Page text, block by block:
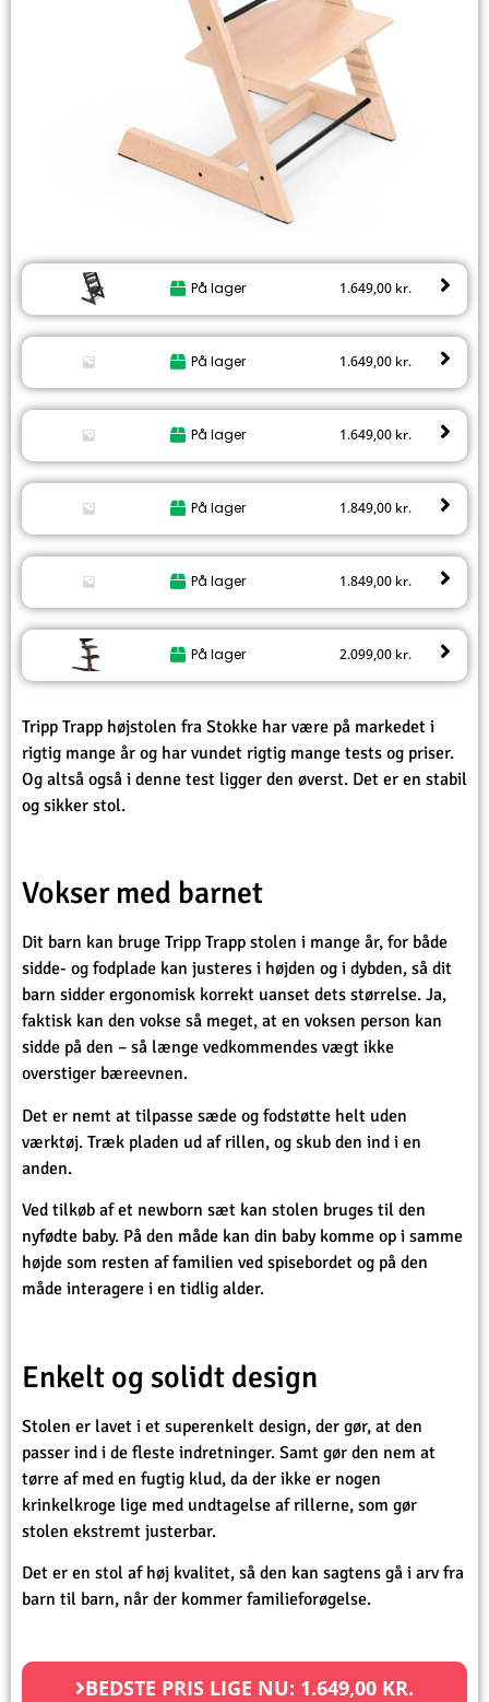
På lager 1.649,00 kr.
På lager 1.649,00 kr.
På lager 1.649,00 kr.
På lager 1.849,00 kr.
På lager 1.849,00 kr.
På lager 2.099,00 kr.
Tripp Trapp højstolen fra Stokke har være på markedet i
rigtig mange år og har vundet rigtig mange tests og priser.
Og altså også i denne test ligger den øverst. Det er en stabil
og sikker stol.
Vokser med barnet
Dit barn kan bruge Tripp Trapp stolen i mange år, for både
sidde- og fodplade kan justeres i højden og i dybden, så dit
barn sidder ergonomisk korrekt uanset dets størrelse. Ja,
faktisk kan den vokse så meget, at en voksen person kan
sidde på den – så længe vedkommendes vægt ikke
overstiger bæreevnen.
Det er nemt at tilpasse sæde og fodstøtte helt uden
værktøj. Træk pladen ud af rillen, og skub den ind i en
anden.
Ved tilkøb af et newborn sæt kan stolen bruges til den
nyfødte baby. På den måde kan din baby komme op i samme
højde som resten af familien ved spisebordet og på den
måde interagere i en tidlig alder.
Enkelt og solidt design
Stolen er lavet i et superenkelt design, der gør, at den
passer ind i de fleste indretninger. Samt gør den nem at
tørre af med en fugtig klud, da der ikke er nogen
krinkelkroge lige med undtagelse af rillerne, som gør
stolen ekstremt justerbar.
Det er en stol af høj kvalitet, så den kan sagtens gå i arv fra
barn til barn, når der kommer familieforøgelse.
BEDSTE PRIS LIGE NU: 1.649,00 KR.